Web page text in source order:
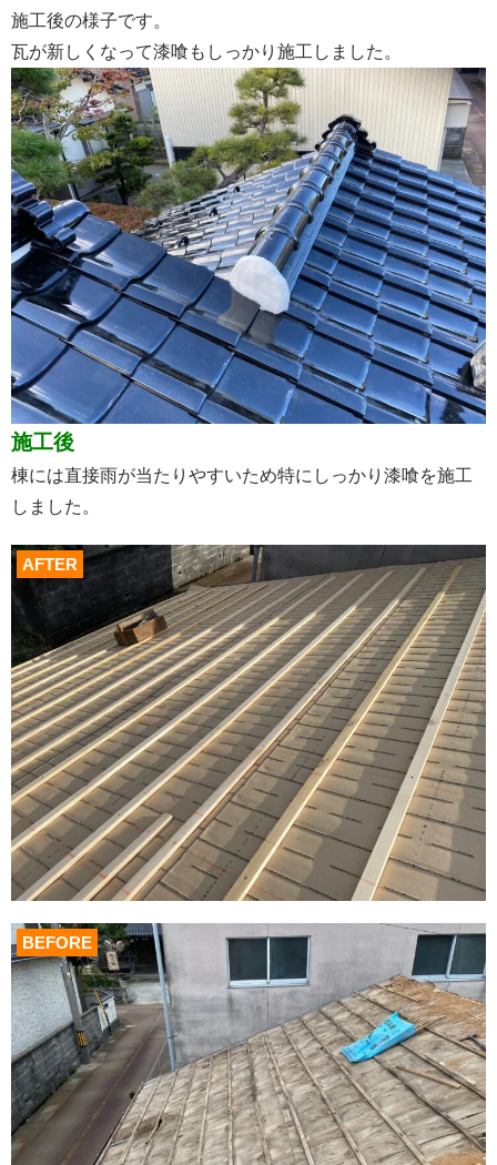
施工後の様子です。
瓦が新しくなって漆喰もしっかり施工しました。
施工後
棟には直接雨が当たりやすいため特にしっかり漆喰を施工
しました。
AFTER
BEFORE